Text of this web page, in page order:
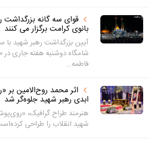
قوای سه گانه بزرگداشت
بانوی کرامت برگزار می کنند
آیین بزرگداشت رهبر شهید با
شامگاه دوشنبه هفته جاری
فاطمه...
اثر محمد روح‌الامین بر
ابدی رهبر شهید جلوه‌گر شد
هنرمند طراح گرافیک،
شهید انقلاب را طراحی